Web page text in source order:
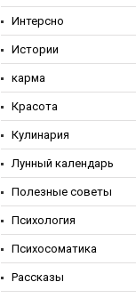
Интерсно
Истории
карма
Красота
Кулинария
Лунный календарь
Полезные советы
Психология
Психосоматика
Рассказы